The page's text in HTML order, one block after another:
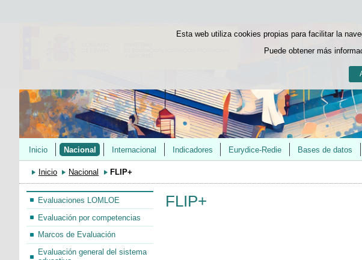
Esta web utiliza cookies propias para facilitar la
Puede obtener más
Inicio Nacional Internacional Indicadores Eurydice-Redie Bases de datos
Inicio Nacional FLIP+
Evaluaciones LOMLOE
Evaluación por competencias
Marcos de Evaluación
Evaluación general del sistema
FLIP+